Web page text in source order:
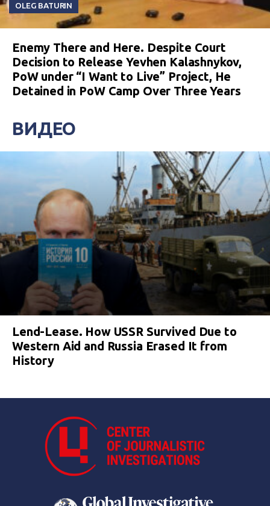
OLEG BATURIN
Enemy There and Here. Despite Court
Decision to Release Yevhen Kalashnykov,
PoW under “I Want to Live” Project, He
Detained in PoW Camp Over Three Years
ВИДЕО
Lend-Lease. How USSR Survived Due to
Western Aid and Russia Erased It from
History